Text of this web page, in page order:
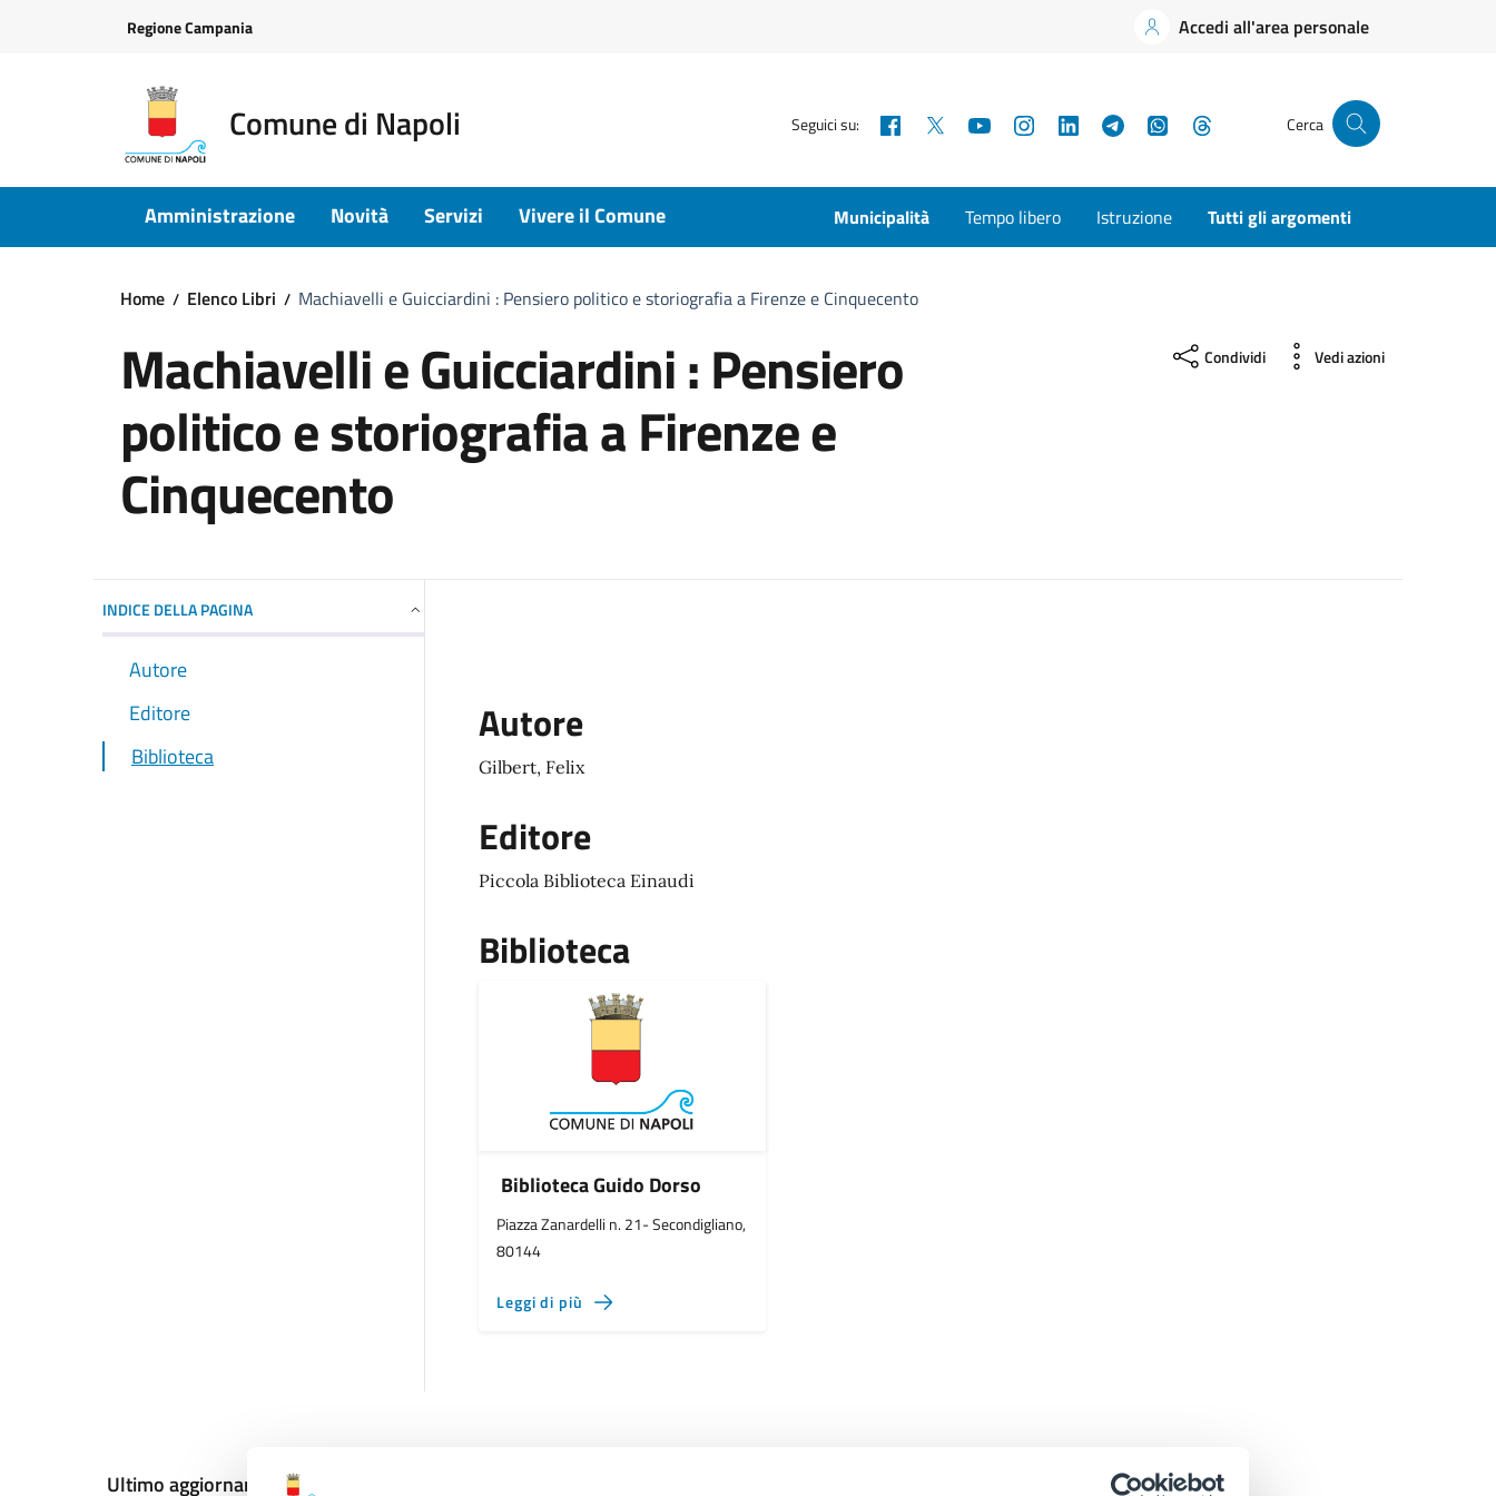
Regione Campania Accedi all'area personale
Comune di Napoli Seguici su: Facebook YouTubeInstagramLinkedInTelegramWhatsApp Cerca
Amministrazione Novità Servizi Vivere il Comune Municipalità Tempo libero Istruzione Tutti gli argomenti
Home Elenco Libri Machiavelli e Guicciardini : Pensiero politico e storiografia a Firenze e Cinquecento
Machiavelli e Guicciardini : Pensiero
politico e storiografia a Firenze e
Cinquecento
Condividi Vedi azioni
INDICE DELLA PAGINA
Autore
Editore
Biblioteca
Autore
Gilbert, Felix
Editore
Piccola Biblioteca Einaudi
Biblioteca
Biblioteca Guido Dorso
Piazza Zanardelli n. 21- Secondigliano,
80144
Leggi di più
Ultimo aggiornamento: